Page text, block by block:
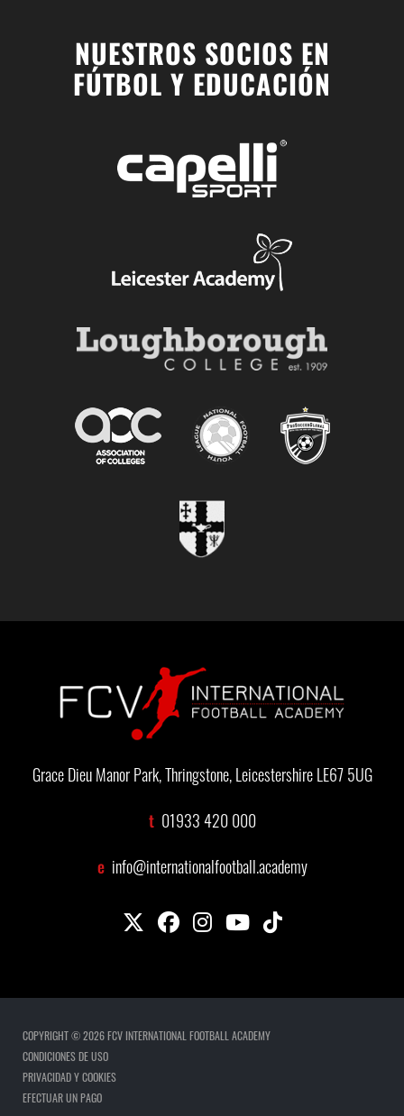
NUESTROS SOCIOS EN
FÚTBOL Y EDUCACIÓN
Grace Dieu Manor Park, Thringstone, Leicestershire LE67 5UG
t 01933 420 000
e info@internationalfootball.academy
COPYRIGHT © 2026 FCV INTERNATIONAL FOOTBALL ACADEMY
CONDICIONES DE USO
PRIVACIDAD Y COOKIES
EFECTUAR UN PAGO